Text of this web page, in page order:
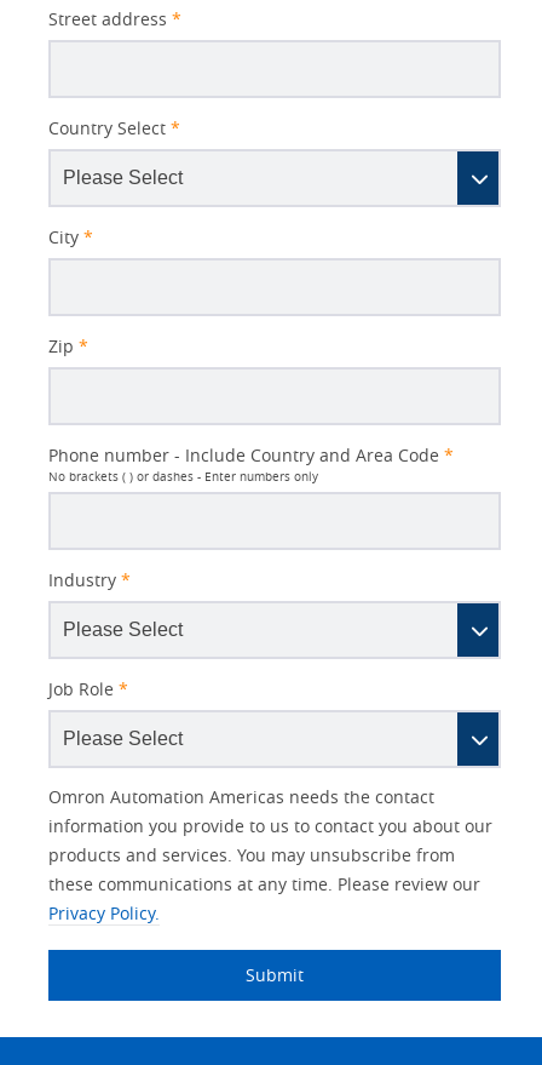
Street address *
Country Select *
City *
Zip *
Phone number - Include Country and Area Code *
No brackets ( ) or dashes - Enter numbers only
Industry *
Job Role *
Other
Lead
Source
Lead
Source
Detail
Status
Opt-in
Marketing
No
Yes
I
am
an
Your
Role
Product Family
Interest
Automation
Components
and Vision
Solutions Interest
IO Link
Panel Building
Quality Control
Safety Solutions
Omron Automation Americas needs the contact
information you provide to us to contact you about our
products and services. You may unsubscribe from
these communications at any time. Please review our
Privacy Policy.
Submit